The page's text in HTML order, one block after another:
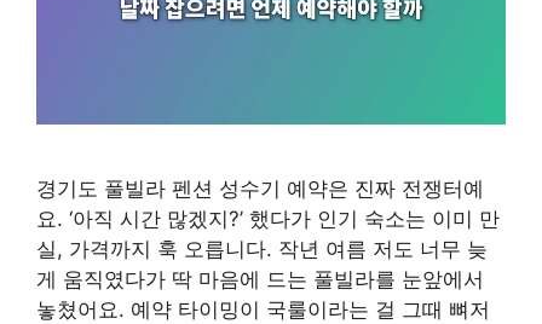
경기도 풀빌라 펜션 성수기 예약은 진짜 전쟁터예
요. ‘아직 시간 많겠지?’ 했다가 인기 숙소는 이미 만
실, 가격까지 훅 오릅니다. 작년 여름 저도 너무 늦
게 움직였다가 딱 마음에 드는 풀빌라를 눈앞에서
놓쳤어요. 예약 타이밍이 국룰이라는 걸 그때 뼈저